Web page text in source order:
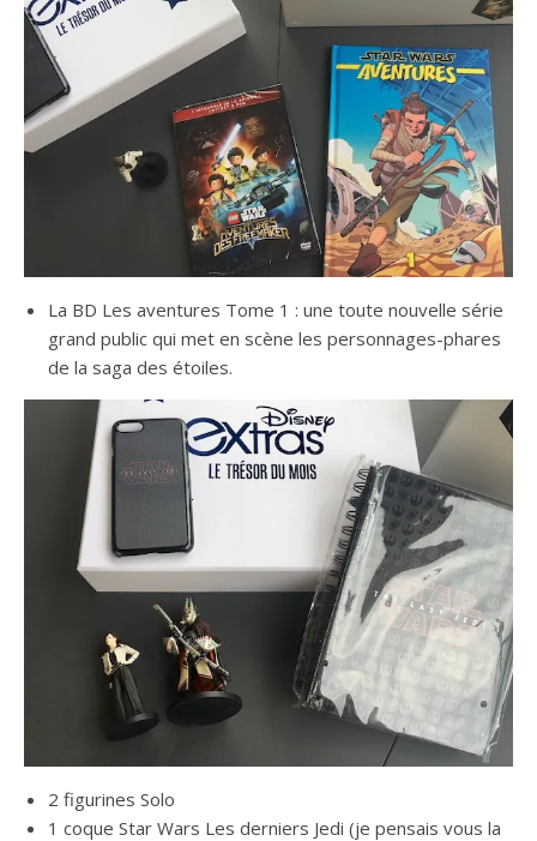
La BD Les aventures Tome 1 : une toute nouvelle série
grand public qui met en scène les personnages-phares
de la saga des étoiles.
2 figurines Solo
1 coque Star Wars Les derniers Jedi (je pensais vous la